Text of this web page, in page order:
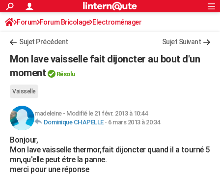
ACTUALITÉS
Politique
Société
Faits Divers
Education
Monde
Villes
+
Programme TV
Sorties cinéma
FINANCE
Retraite
Impôts
Epargne
Immobilier
Risques naturels par ville
Banque
Assurance
Crédit
AUTO
Essais
Réserver un essai
Citadines
Berlines
SUV
Forum auto
HIGH-TECH
Mobiles
Meilleur smartphone
Internet
Ordinateurs
Jeux vidéo
Guide high-tech
BRICOLAGE
Forum
Aménagement intérieur
Extérieur
Cuisine
Salle de bains
Jardinage
Rangement
WEEK-END
Guides de France
Escapades
Patrimoine
Expositions
Musées
Week-end nature
+LIFESTYLE
S'inscrire
Connexion
Forum Forum Bricolage Electroménager
Sujet Précédent Sujet Suivant
Mon lave vaisselle fait dijoncter au bout d'un
moment
Résolu
Vaisselle
madeleine- Modifié le 21 févr. 2013 à 10:44
Dominique CHAPELLE- 6 mars 2013 à 20:34
Bonjour,
Mon lave vaisselle thermor,fait dijoncter quand il a tourné 5
mn,qu'elle peut étre la panne.
merci pour une réponse